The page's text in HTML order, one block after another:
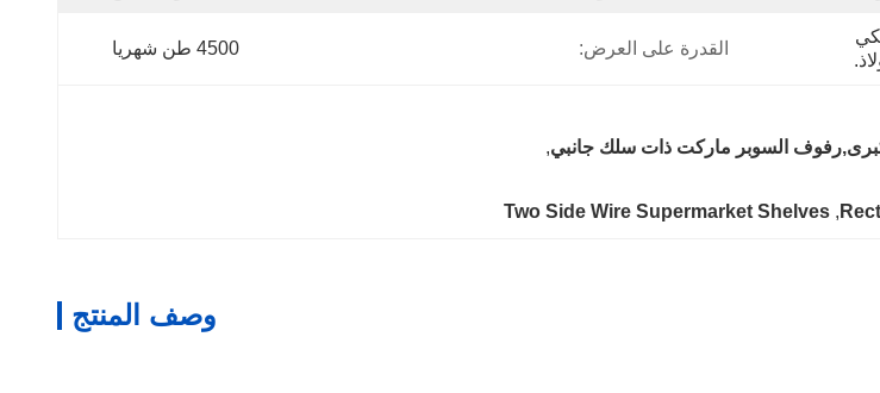
القدرة على العرض: 4500 طن شهريا
السوبر ماركت ذات سلك جانبي,
,
Two Side Wire Supermarket Shelves
وصف المنتج